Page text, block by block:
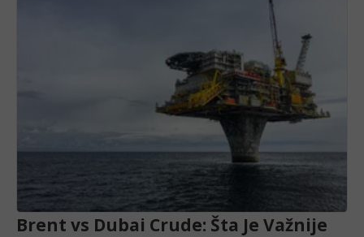
Brent vs Dubai Crude: Šta Je Važnije